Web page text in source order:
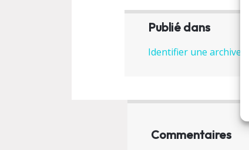
Publié dans
Identifier une archive
Commentaires